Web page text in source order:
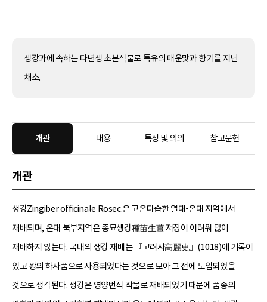
생강과에 속하는 다년생 초본식물로 특유의 매운맛과 향기를 지닌
채소.
개관 내용 특징 및 의의 참고문헌
개관
생강Zingiber officinale Rosec.은 고온다습한 열대•온대 지역에서
재배되며, 온대 북부지역은 종묘생강種苗生薑 저장이 어려워 많이
재배하지 않는다. 국내의 생강 재배는 『고려사高麗史』(1018)에 기록이
있고 왕의 하사품으로 사용되었다는 것으로 보아 그 전에 도입되었을
것으로 생각된다. 생강은 영양번식 작물로 재배되었기 때문에 품종의